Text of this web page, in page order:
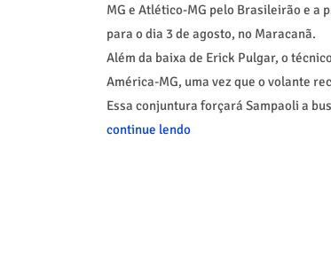
MG e Atlético-MG pelo Brasileirão e a
para o dia 3 de agosto, no Maracanã.
Além da baixa de Erick Pulgar, o
América-MG, uma vez que o volante
Essa conjuntura forçará Sampaoli a
continue lendo